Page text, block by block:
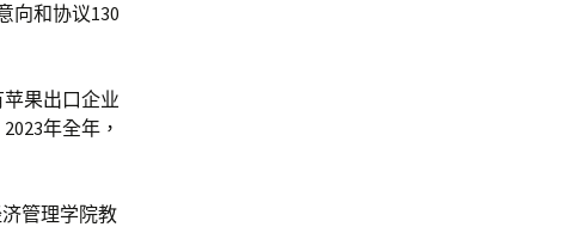
向和协议130
果出口企业
年全年，
管理学院教